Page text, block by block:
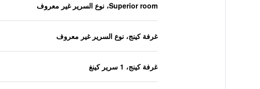
Superior room، نوع السرير غير معروف
غرفة كينج، نوع السرير غير معروف
غرفة كينج، 1 سرير كينغ